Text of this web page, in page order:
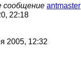
сообщение antmaster
22:18
2005, 12:32